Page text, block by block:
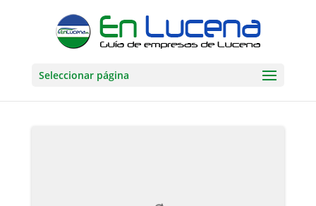
Seleccionar página